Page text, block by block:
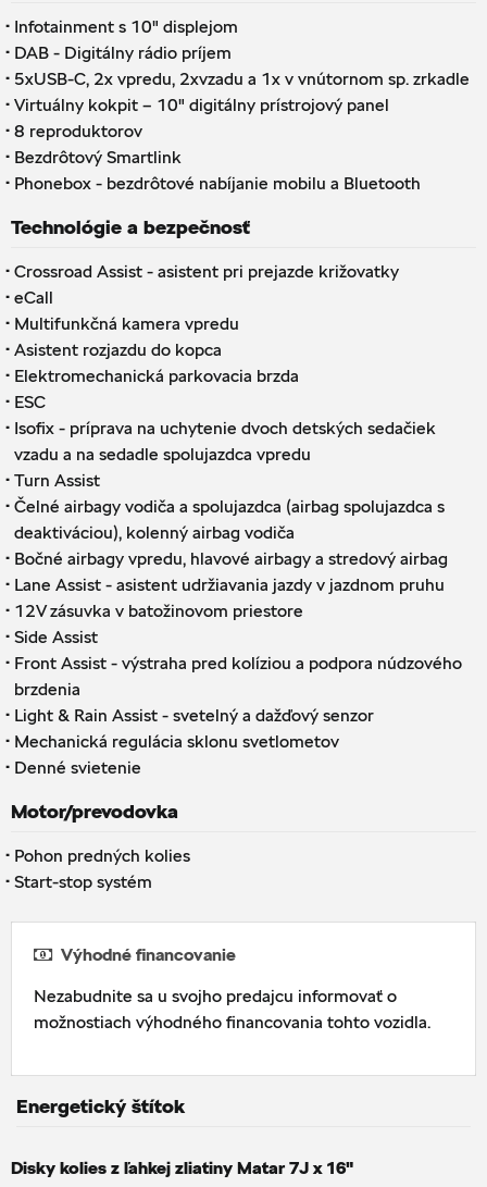
· Infotainment s 10" displejom
· DAB - Digitálny rádio príjem
· 5xUSB-C, 2x vpredu, 2xvzadu a 1x v vnútornom sp. zrkadle
· Virtuálny kokpit – 10" digitálny prístrojový panel
· 8 reproduktorov
· Bezdrôtový Smartlink
· Phonebox - bezdrôtové nabíjanie mobilu a Bluetooth
Technológie a bezpečnosť
· Crossroad Assist - asistent pri prejazde križovatky
· eCall
· Multifunkčná kamera vpredu
· Asistent rozjazdu do kopca
· Elektromechanická parkovacia brzda
· ESC
· Isofix - príprava na uchytenie dvoch detských sedačiek
vzadu a na sedadle spolujazdca vpredu
· Turn Assist
· Čelné airbagy vodiča a spolujazdca (airbag spolujazdca s
deaktiváciou), kolenný airbag vodiča
· Bočné airbagy vpredu, hlavové airbagy a stredový airbag
· Lane Assist - asistent udržiavania jazdy v jazdnom pruhu
· 12V zásuvka v batožinovom priestore
· Side Assist
· Front Assist - výstraha pred kolíziou a podpora núdzového
brzdenia
· Light & Rain Assist - svetelný a dažďový senzor
· Mechanická regulácia sklonu svetlometov
· Denné svietenie
Motor/prevodovka
· Pohon predných kolies
· Start-stop systém
Výhodné financovanie
Nezabudnite sa u svojho predajcu informovať o
možnostiach výhodného financovania tohto vozidla.
Energetický štítok
Disky kolies z ľahkej zliatiny Matar 7J x 16"